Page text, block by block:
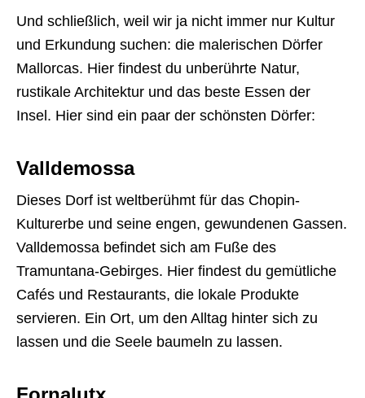
Und schließlich, weil wir ja nicht immer nur Kultur
und Erkundung suchen: die malerischen Dörfer
Mallorcas. Hier findest du unberührte Natur,
rustikale Architektur und das beste Essen der
Insel. Hier sind ein paar der schönsten Dörfer:
Valldemossa
Dieses Dorf ist weltberühmt für das Chopin-
Kulturerbe und seine engen, gewundenen Gassen.
Valldemossa befindet sich am Fuße des
Tramuntana-Gebirges. Hier findest du gemütliche
Cafés und Restaurants, die lokale Produkte
servieren. Ein Ort, um den Alltag hinter sich zu
lassen und die Seele baumeln zu lassen.